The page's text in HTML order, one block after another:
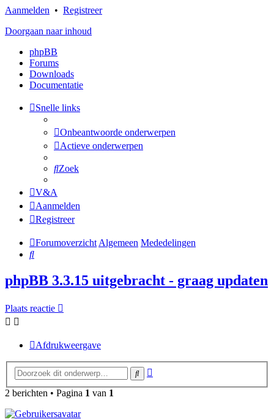
Aanmelden • Registreer
Doorgaan naar inhoud
phpBB
Forums
Downloads
Documentatie
Snelle links
Onbeantwoorde onderwerpen
Actieve onderwerpen
Zoek
V&A
Aanmelden
Registreer
Forumoverzicht Algemeen Mededelingen
Zoek
phpBB 3.3.15 uitgebracht - graag updaten
Plaats reactie
Afdrukweergave
Zoek
2 berichten • Pagina 1 van 1